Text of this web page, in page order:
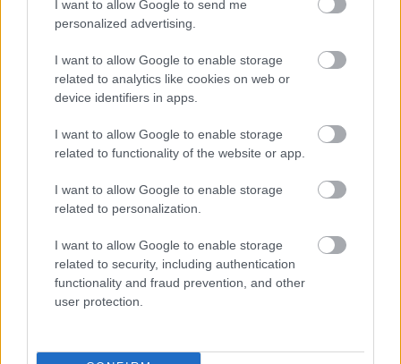
I want to allow Google to send me
personalized advertising.
I want to allow Google to enable storage
related to analytics like cookies on web or
device identifiers in apps.
I want to allow Google to enable storage
related to functionality of the website or app.
I want to allow Google to enable storage
related to personalization.
I want to allow Google to enable storage
related to security, including authentication
functionality and fraud prevention, and other
user protection.
felet. Mindenesetre a következmény:
a térségünk drágábban kapja a lényegesen
kibányászott és szállított
tízezrével települnek át az USA-ba és a
többi, aminek borítékolható
következménye Európának a globális
átrendeződés utáni lecsúszása.
szerepét lassan feladni készülő Amerikai Egyesült